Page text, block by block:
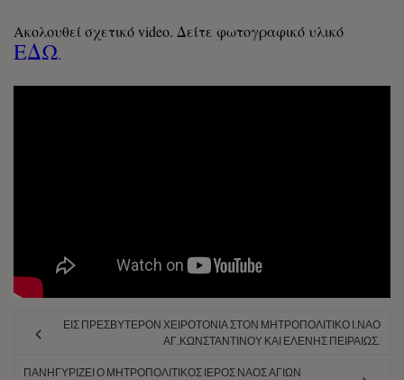
Ακολουθεί σχετικό video. Δείτε φωτογραφικό υλικό
ΕΔΩ.
ΕΙΣ ΠΡΕΣΒΎΤΕΡΟΝ ΧΕΙΡΟΤΟΝΊΑ ΣΤΟΝ ΜΗΤΡΟΠΟΛΙΤΙΚΌ Ι.ΝΑΌ
ΑΓ.ΚΩΝΣΤΑΝΤΊΝΟΥ ΚΑΙ ΕΛΈΝΗΣ ΠΕΙΡΑΙΏΣ.
ΠΑΝΗΓΥΡΊΖΕΙ Ο ΜΗΤΡΟΠΟΛΙΤΙΚΌΣ ΙΕΡΌΣ ΝΑΌΣ ΑΓΊΩΝ